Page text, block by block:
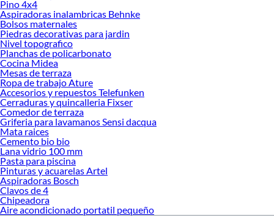
Pino 4x4
Aspiradoras inalambricas Behnke
Bolsos maternales
Piedras decorativas para jardin
Nivel topografico
Planchas de policarbonato
Cocina Midea
Mesas de terraza
Ropa de trabajo Ature
Accesorios y repuestos Telefunken
Cerraduras y quincalleria Fixser
Comedor de terraza
Griferia para lavamanos Sensi dacqua
Mata raices
Cemento bio bio
Lana vidrio 100 mm
Pasta para piscina
Pinturas y acuarelas Artel
Aspiradoras Bosch
Clavos de 4
Chipeadora
Aire acondicionado portatil pequeño